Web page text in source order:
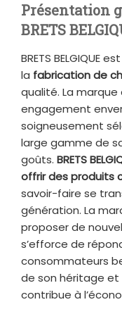
Présentation
BRETS
BRETS BELGIQUE
la fabrication de
qualité. La
engagement
soigneusement
large gamme de
goûts. BRETS
offrir des produits
savoir-faire se
génération. La
proposer de
s’efforce de
consommateurs
de son héritage et
contribue à